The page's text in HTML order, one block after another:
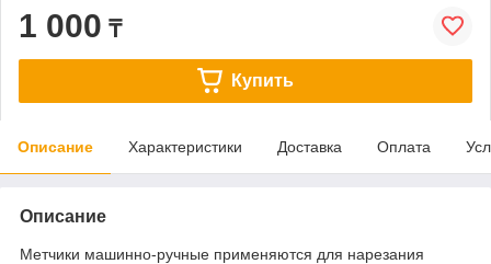
1 000 ₸
Купить
Описание Характеристики Доставка Оплата
Описание
Метчики машинно-ручные применяются для нарезания